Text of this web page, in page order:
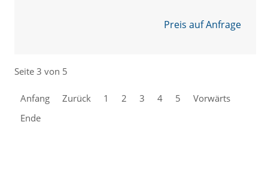
Preis auf Anfrage
Seite 3 von 5
Anfang Zurück 1 2 3 4 5
Vorwärts
Ende